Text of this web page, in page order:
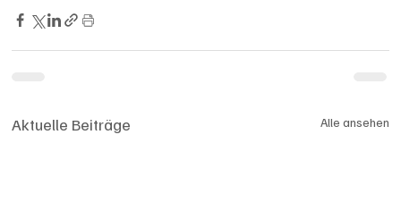
Aktuelle Beiträge Alle ansehen